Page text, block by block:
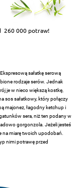
260 000 potraw!
sałatkę serową
rodzaje serów. Jednak
je w nieco większą kostkę,
sos sałatkowy, który połączy
majonez, łagodny ketchup i
sera, niż ten podany w
gorgonzola. Jeżeli jesteś
na miarę twoich upodobań.
nimi potrawę przed